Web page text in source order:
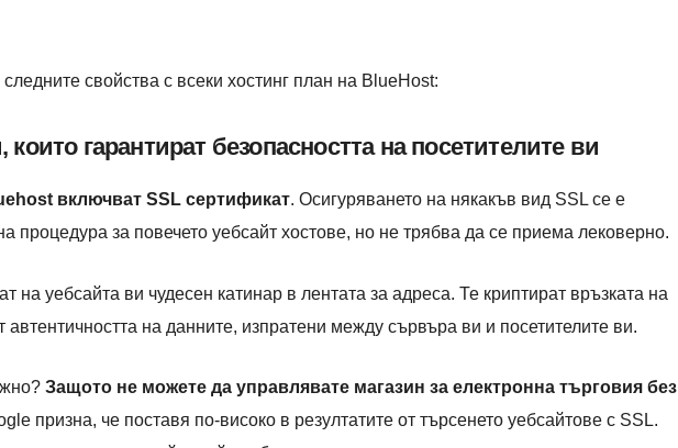
свойства с всеки хостинг план на BlueHost:
гарантират безопасността на посетителите ви
включват SSL сертификат. Осигуряването на някакъв вид SSL се е
процедура за повечето уебсайт хостове, но не трябва да се приема лековерно.
на уебсайта ви чудесен катинар в лентата за адреса. Те криптират връзката на
автентичността на данните, изпратени между сървъра ви и посетителите ви.
Защото не можете да управлявате магазин за електронна търговия без
призна, че поставя по-високо в резултатите от търсенето уебсайтове с SSL.